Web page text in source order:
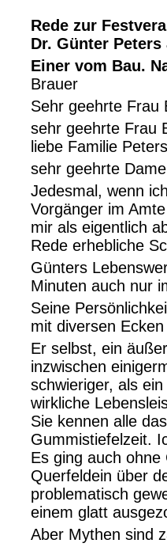
Rede zur
Dr. Günter
Einer vom Bau.
Brauer
Sehr geehrte Frau
sehr geehrte Frau
liebe Familie
sehr geehrte
Jedesmal, wenn
Vorgänger im
mir als eigentlich
Rede erhebliche
Günters
Minuten auch nur
Seine
mit diversen
Er selbst, ein
inzwischen
schwieriger, als
wirkliche
Sie kennen alle
Gummistiefelzeit.
Es ging auch
Querfeldein über
problematisch
einem glatt
Aber Mythen sind